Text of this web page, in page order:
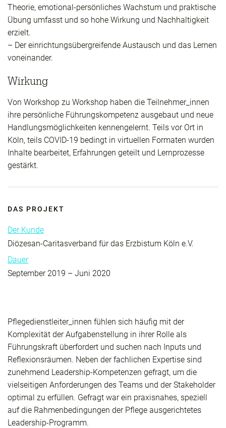
Theorie, emotional-persönliches Wachstum und praktische
Übung umfasst und so hohe Wirkung und Nachhaltigkeit
erzielt.
– Der einrichtungsübergreifende Austausch und das Lernen
voneinander.
Wirkung
Von Workshop zu Workshop haben die Teilnehmer_innen
ihre persönliche Führungskompetenz ausgebaut und neue
Handlungsmöglichkeiten kennengelernt. Teils vor Ort in
Köln, teils COVID-19 bedingt in virtuellen Formaten wurden
Inhalte bearbeitet, Erfahrungen geteilt und Lernprozesse
gestärkt.
DAS PROJEKT
Der Kunde
Diözesan-Caritasverband für das Erzbistum Köln e.V.
Dauer
September 2019 – Juni 2020
Pflegedienstleiter_innen fühlen sich häufig mit der
Komplexität der Aufgabenstellung in ihrer Rolle als
Führungskraft überfordert und suchen nach Inputs und
Reflexionsräumen. Neben der fachlichen Expertise sind
zunehmend Leadership-Kompetenzen gefragt, um die
vielseitigen Anforderungen des Teams und der Stakeholder
optimal zu erfüllen. Gefragt war ein praxisnahes, speziell
auf die Rahmenbedingungen der Pflege ausgerichtetes
Leadership-Programm.